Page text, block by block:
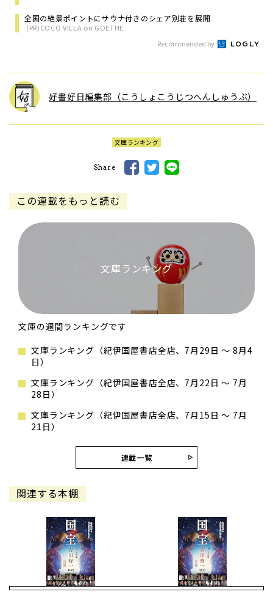
全国の絶景ポイントにサウナ付きのシェア別荘を展開
(PR)COCO VILLA on GOETHE
Recommended by
好書好日編集部（こうしょこうじつへんしゅうぶ）
文庫ランキング
Share
この連載をもっと読む
文庫ランキング
文庫の週間ランキングです
文庫ランキング（紀伊国屋書店全店、7月29日 ～ 8月4
日）
文庫ランキング（紀伊国屋書店全店、7月22日 ～ 7月
28日）
文庫ランキング（紀伊国屋書店全店、7月15日 ～ 7月
21日）
連載一覧
関連する本棚